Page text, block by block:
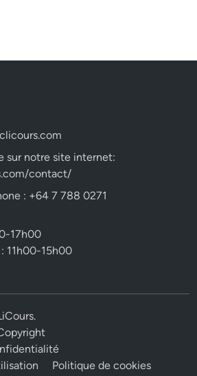
sur notre site internet:
contact/
: +64 7 788 0271
17h00
11h00-15h00
.
Politique de cookies